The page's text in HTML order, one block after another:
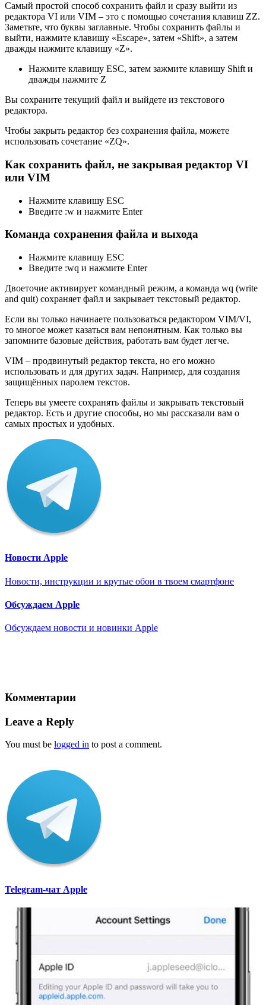
Самый простой способ сохранить файл и сразу выйти из
редактора VI или VIM – это с помощью сочетания клавиш ZZ.
Заметьте, что буквы заглавные. Чтобы сохранить файлы и
выйти, нажмите клавишу «Escape», затем «Shift», а затем
дважды нажмите клавишу «Z».
Нажмите клавишу ESC, затем зажмите клавишу Shift и
дважды нажмите Z
Вы сохраните текущий файл и выйдете из текстового
редактора.
Чтобы закрыть редактор без сохранения файла, можете
использовать сочетание «ZQ».
Как сохранить файл, не закрывая редактор VI
или VIM
Нажмите клавишу ESC
Введите :w и нажмите Enter
Команда сохранения файла и выхода
Нажмите клавишу ESC
Введите :wq и нажмите Enter
Двоеточие активирует командный режим, а команда wq (write
and quit) сохраняет файл и закрывает текстовый редактор.
Если вы только начинаете пользоваться редактором VIM/VI,
то многое может казаться вам непонятным. Как только вы
запомните базовые действия, работать вам будет легче.
VIM – продвинутый редактор текста, но его можно
использовать и для других задач. Например, для создания
защищённых паролем текстов.
Теперь вы умеете сохранять файлы и закрывать текстовый
редактор. Есть и другие способы, но мы рассказали вам о
самых простых и удобных.
Новости Apple
Новости, инструкции и крутые обои в твоем смартфоне
Обсуждаем Apple
Обсуждаем новости и новинки Apple
Комментарии
Leave a Reply
You must be logged in to post a comment.
Telegram-чат Apple